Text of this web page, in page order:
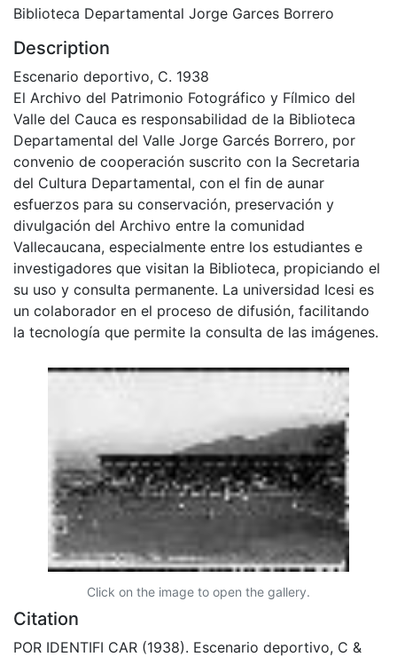
Biblioteca Departamental Jorge Garces Borrero
Description
Escenario deportivo, C. 1938
El Archivo del Patrimonio Fotográfico y Fílmico del
Valle del Cauca es responsabilidad de la Biblioteca
Departamental del Valle Jorge Garcés Borrero, por
convenio de cooperación suscrito con la Secretaria
del Cultura Departamental, con el fin de aunar
esfuerzos para su conservación, preservación y
divulgación del Archivo entre la comunidad
Vallecaucana, especialmente entre los estudiantes e
investigadores que visitan la Biblioteca, propiciando el
su uso y consulta permanente. La universidad Icesi es
un colaborador en el proceso de difusión, facilitando
la tecnología que permite la consulta de las imágenes.
Click on the image to open the gallery.
Citation
POR IDENTIFI CAR (1938). Escenario deportivo, C &